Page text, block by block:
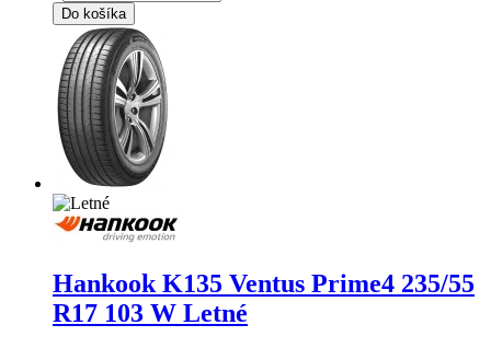
Do košíka
Hankook K135 Ventus Prime4 235/55
R17 103 W Letné